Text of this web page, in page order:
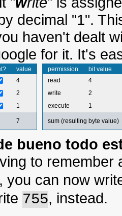
decimal "1".
haven't dealt
for it. It's
value
4
2
1
7
permission
bit value
read
4
write
2
execute
1
sum (resulting byte value)
bueno todo
to remember
you can now
755, instead.